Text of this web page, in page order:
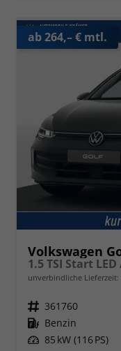
ab 264,– € mtl.
Volkswagen
1.5 TSI Start
unverbindliche Lieferzeit:
Fahrzeugnr. 361760
Kraftstoff Benzin
Leistung 85 kW (116 PS)